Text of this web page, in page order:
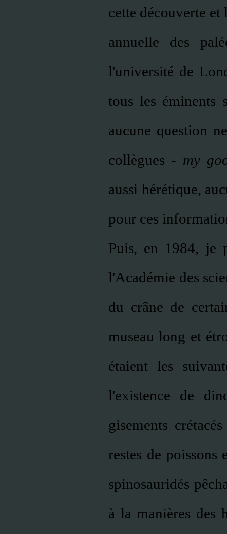
cette découverte
annuelle des
l'université de
tous les éminents
aucune question
collègues - my
aussi hérétique,
pour ces
Puis, en 1984, je
l'Académie des
du crâne de
museau long et
étaient les
l'existence de
gisements
restes de poissons
spinosauridés
à la manières des